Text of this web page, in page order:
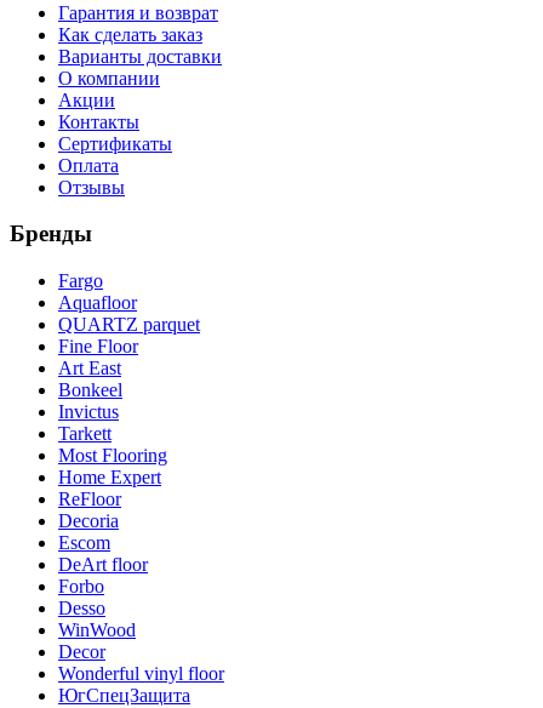
Гарантия и возврат
Как сделать заказ
Варианты доставки
О компании
Акции
Контакты
Сертификаты
Оплата
Отзывы
Бренды
Fargo
Aquafloor
QUARTZ parquet
Fine Floor
Art East
Bonkeel
Invictus
Tarkett
Most Flooring
Home Expert
ReFloor
Decoria
Escom
DeArt floor
Forbo
Desso
WinWood
Decor
Wonderful vinyl floor
ЮгСпецЗащита